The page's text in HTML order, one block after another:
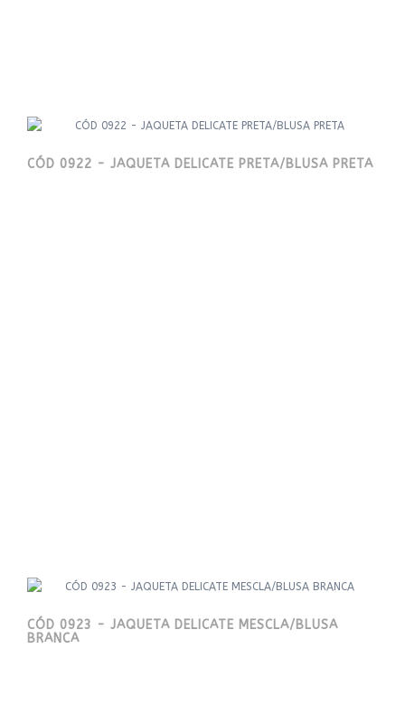
CÓD 0922 - JAQUETA DELICATE PRETA/BLUSA PRETA
CÓD 0923 - JAQUETA DELICATE MESCLA/BLUSA
BRANCA